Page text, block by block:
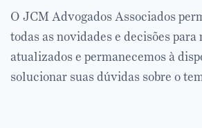
O JCM Advogados Associados
todas as novidades e decisões
atualizados e permanecemos à
solucionar suas dúvidas sobre o